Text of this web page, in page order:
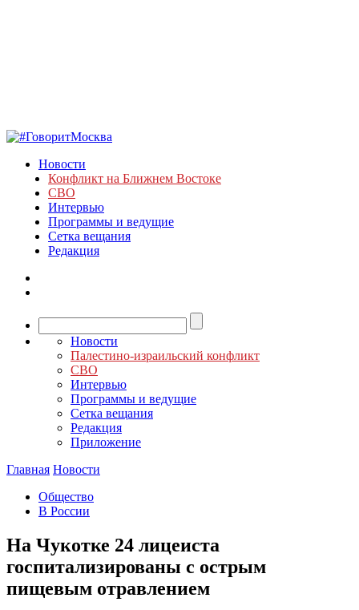
Новости
Конфликт на Ближнем Востоке
СВО
Интервью
Программы и ведущие
Сетка вещания
Редакция
Новости
Палестино-израильский конфликт
СВО
Интервью
Программы и ведущие
Сетка вещания
Редакция
Приложение
Главная Новости
Общество
В России
На Чукотке 24 лицеиста
госпитализированы с острым
пищевым отравлением